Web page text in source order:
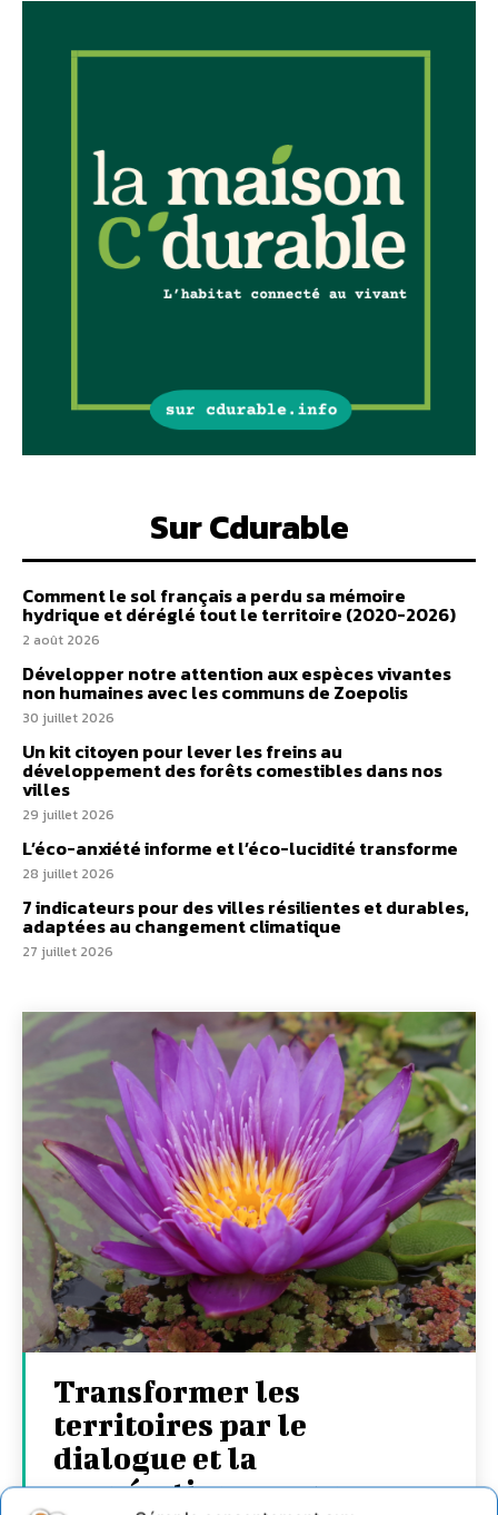
Sur Cdurable
Comment le sol français a perdu sa mémoire
hydrique et déréglé tout le territoire (2020-2026)
2 août 2026
Développer notre attention aux espèces vivantes
non humaines avec les communs de Zoepolis
30 juillet 2026
Un kit citoyen pour lever les freins au
développement des forêts comestibles dans nos
villes
29 juillet 2026
L’éco-anxiété informe et l’éco-lucidité transforme
28 juillet 2026
7 indicateurs pour des villes résilientes et durables,
adaptées au changement climatique
27 juillet 2026
Transformer les
territoires par le
dialogue et la
coopération avec un